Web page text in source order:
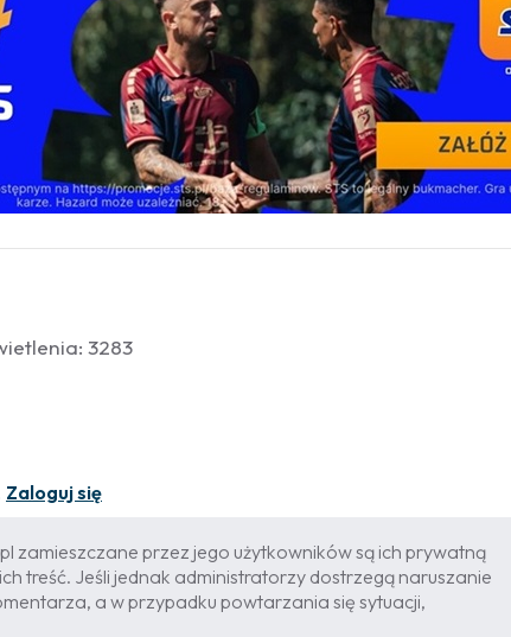
3283
Zaloguj się
zamieszczane przez jego użytkowników są ich prywatną
treść. Jeśli jednak administratorzy dostrzegą naruszanie
a w przypadku powtarzania się sytuacji,